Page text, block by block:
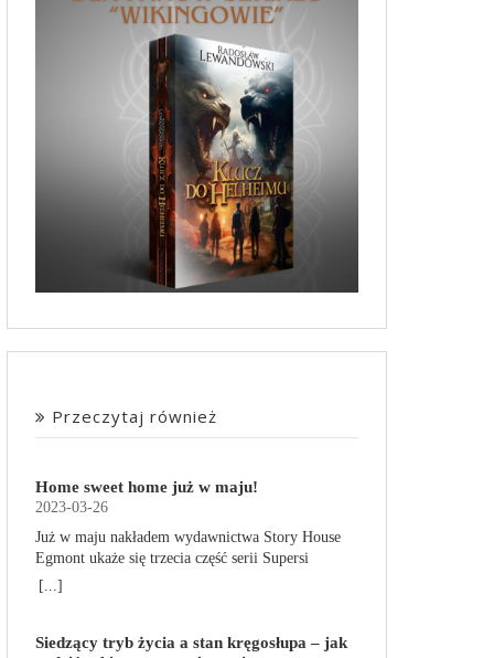
Przeczytaj również
Home sweet home już w maju!
2023-03-26
Już w maju nakładem wydawnictwa Story House
Egmont ukaże się trzecia część serii Supersi
scenarzysty Frederic Maupome. Ten tom nosi tytuł
obdarzone supermocami i wspomagane przez
[...]
Siedzący tryb życia a stan kręgosłupa – jak